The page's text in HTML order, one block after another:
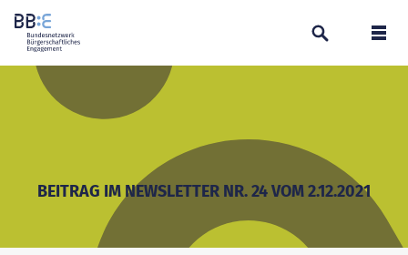
Suchen
BEITRAG IM NEWSLETTER NR. 24 VOM 2.12.2021